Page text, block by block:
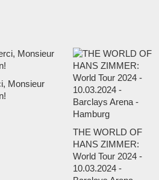
Monsieur
THE WORLD OF
HANS ZIMMER:
World Tour 2024 -
10.03.2024 -